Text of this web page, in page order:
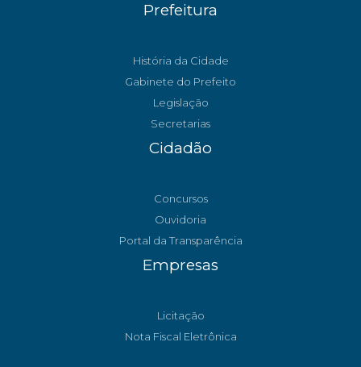
Prefeitura
História da Cidade
Gabinete do Prefeito
Legislação
Secretarias
Cidadão
Concursos
Ouvidoria
Portal da Transparência
Empresas
Licitação
Nota Fiscal Eletrônica